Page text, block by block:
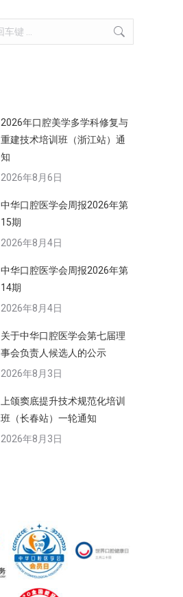
2026年口腔美学多学科修复与
重建技术培训班（浙江站）通
知
2026年8月6日
中华口腔医学会周报2026年第
15期
2026年8月4日
中华口腔医学会周报2026年第
14期
2026年8月4日
关于中华口腔医学会第七届理
事会负责人候选人的公示
2026年8月3日
上颌窦底提升技术规范化培训
班（长春站）一轮通知
2026年8月3日